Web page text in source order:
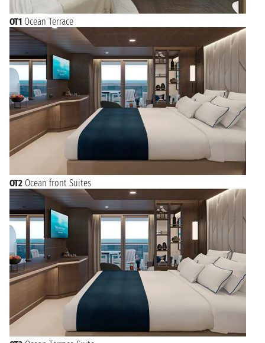
OT1 Ocean Terrace
OT2 Ocean front Suites